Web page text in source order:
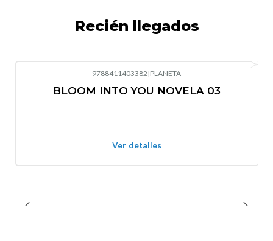
Recién llegados
Nuevo
9788411403382 |PLANETA
BLOOM INTO YOU NOVELA 03
Ver detalles